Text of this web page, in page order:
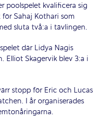
poolspelet kvalificera sig
Sahaj Kothari som
sluta två:a i tävlingen.
där Lidya Nagis
Elliot Skagervik blev 3:a i
stopp för Eric och Lucas
I år organiserades